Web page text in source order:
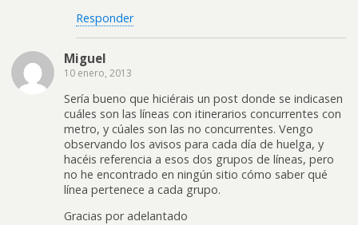
Responder
Miguel
10 enero, 2013
Sería bueno que hiciérais un post donde se indicasen
cuáles son las líneas con itinerarios concurrentes con
metro, y cúales son las no concurrentes. Vengo
observando los avisos para cada día de huelga, y
hacéis referencia a esos dos grupos de líneas, pero
no he encontrado en ningún sitio cómo saber qué
línea pertenece a cada grupo.
Gracias por adelantado